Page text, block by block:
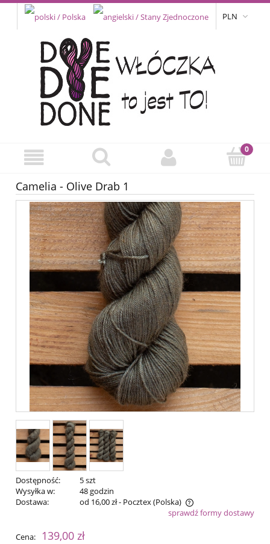
PLN
Camelia - Olive Drab 1
Dostępność:
5 szt
Wysyłka w:
48 godzin
Dostawa:
od 16,00 zł- Pocztex(Polska)
Cena nie zawiera ewentualnych kosztów płatnościsprawdź formy dostawy
Cena: 139,00 zł